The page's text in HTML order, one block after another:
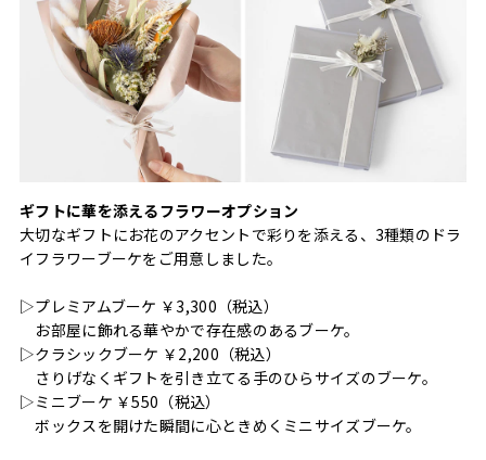
ギフトに華を添えるフラワーオプション
大切なギフトにお花のアクセントで彩りを添える、3種類のドラ
イフラワーブーケをご用意しました。
▷プレミアムブーケ ￥3,300（税込）
お部屋に飾れる華やかで存在感のあるブーケ。
▷クラシックブーケ ￥2,200（税込）
さりげなくギフトを引き立てる手のひらサイズのブーケ。
▷ミニブーケ ￥550（税込）
ボックスを開けた瞬間に心ときめくミニサイズブーケ。